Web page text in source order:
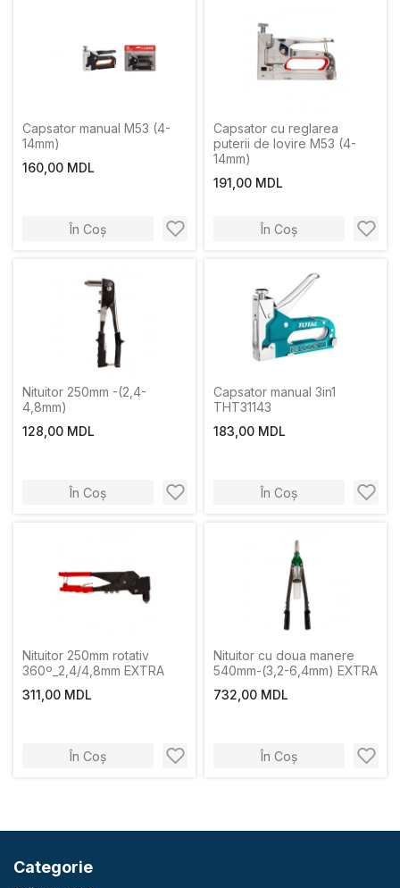
Capsator manual M53 (4-
14mm)
160,00 MDL
În Coș
Capsator cu reglarea
puterii de lovire M53 (4-
14mm)
191,00 MDL
În Coș
Nituitor 250mm -(2,4-
4,8mm)
128,00 MDL
În Coș
Capsator manual 3in1
THT31143
183,00 MDL
În Coș
Nituitor 250mm rotativ
360º_2,4/4,8mm EXTRA
311,00 MDL
În Coș
Nituitor cu doua manere
540mm-(3,2-6,4mm) EXTRA
732,00 MDL
În Coș
Categorie